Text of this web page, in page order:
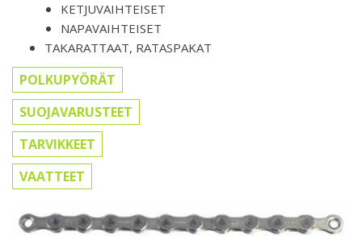
KETJUVAIHTEISET
NAPAVAIHTEISET
TAKARATTAAT, RATASPAKAT
POLKUPYÖRÄT
SUOJAVARUSTEET
TARVIKKEET
VAATTEET